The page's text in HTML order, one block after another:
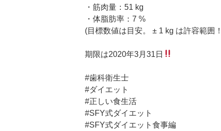
・筋肉量：51 kg
・体脂肪率：7 %
(目標数値は目安。 ± 1 kg は許容範囲
期限は2020年3月31日
#歯科衛生士
#ダイエット
#正しい食生活
#SFY式ダイエット
#SFY式ダイエット食事編